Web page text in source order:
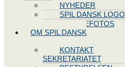
NYHEDER
SPIL DANSK LOGO
PRESSEFOTOS
OM SPIL DANSK
KONTAKT
SEKRETARIATET